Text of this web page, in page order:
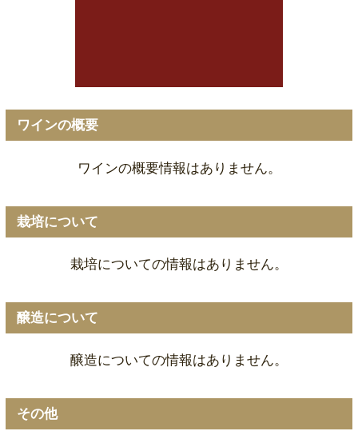
ワインの概要
ワインの概要情報はありません。
栽培について
栽培についての情報はありません。
醸造について
醸造についての情報はありません。
その他